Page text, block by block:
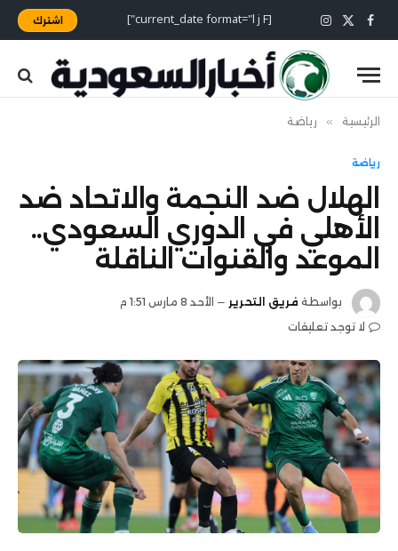
فيسبوك
X
(Twitter)
الانستغرام [current_date format="l j F"] اشترك
الرئيسية » رياضة
رياضة
الهلال ضد النجمة والاتحاد ضد
الأهلي في الدوري السعودي..
الموعد والقنوات الناقلة
بواسطة فريق التحرير
الأحد 8 مارس 1:51 م
لا توجد تعليقات